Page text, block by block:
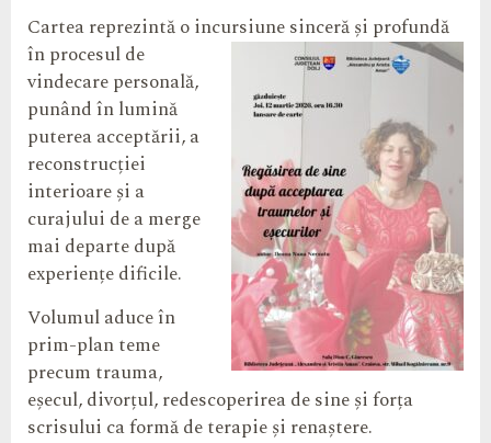
Cartea reprezintă o incursiune sinceră și profundă
în procesul de
vindecare personală,
punând în lumină
puterea acceptării, a
reconstrucției
interioare și a
curajului de a merge
mai departe după
experiențe dificile.
Volumul aduce în
prim-plan teme
precum trauma,
eșecul, divorțul, redescoperirea de sine și forța
scrisului ca formă de terapie și renaștere.